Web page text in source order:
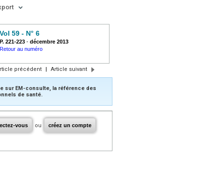
Vol 59 - N° 6
P. 221-223 - décembre 2013
Retour au numéro
précédent | Article suivant
sur EM-consulte, la référence des
de santé.
vous ou créez un compte